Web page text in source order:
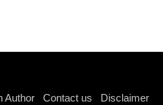
Author Contact us
Disclaimer